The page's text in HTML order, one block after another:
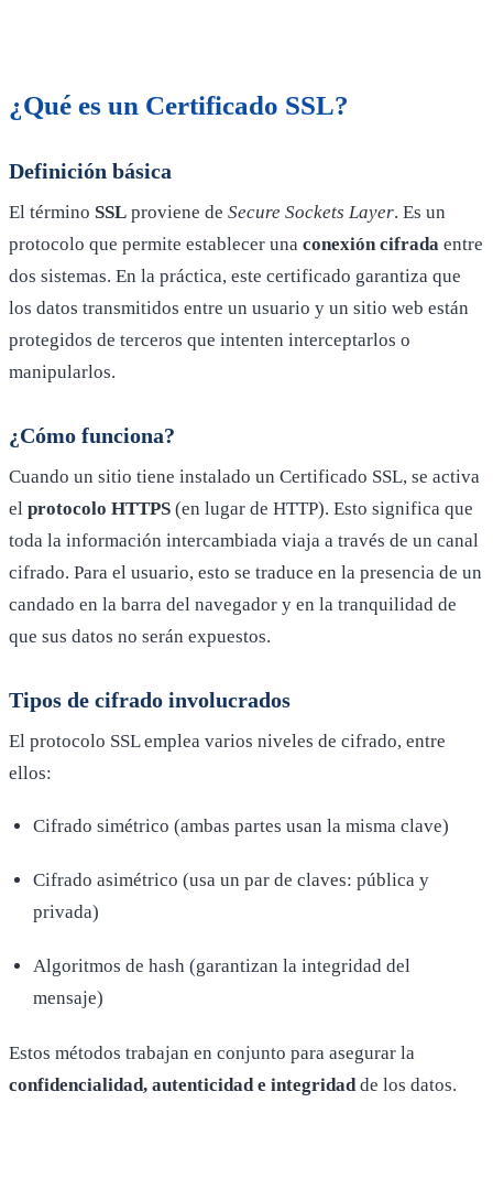
¿Qué es un Certificado SSL?
Definición básica
El término SSL proviene de Secure Sockets Layer. Es un
protocolo que permite establecer una conexión cifrada entre
dos sistemas. En la práctica, este certificado garantiza que
los datos transmitidos entre un usuario y un sitio web están
protegidos de terceros que intenten interceptarlos o
manipularlos.
¿Cómo funciona?
Cuando un sitio tiene instalado un Certificado SSL, se activa
el protocolo HTTPS (en lugar de HTTP). Esto significa que
toda la información intercambiada viaja a través de un canal
cifrado. Para el usuario, esto se traduce en la presencia de un
candado en la barra del navegador y en la tranquilidad de
que sus datos no serán expuestos.
Tipos de cifrado involucrados
El protocolo SSL emplea varios niveles de cifrado, entre
ellos:
Cifrado simétrico (ambas partes usan la misma clave)
Cifrado asimétrico (usa un par de claves: pública y
privada)
Algoritmos de hash (garantizan la integridad del
mensaje)
Estos métodos trabajan en conjunto para asegurar la
confidencialidad, autenticidad e integridad de los datos.